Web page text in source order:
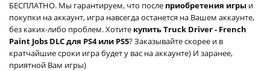
БЕСПЛАТНО. Мы гарантируем, что после приобретения игры и
покупки на аккаунт, игра навсегда останется на Вашем аккаунте,
без каких-либо проблем. Хотите купить Truck Driver - French
Paint Jobs DLC для PS4 или PS5? Заказывайте скорее и в
кратчайшие сроки игра будет у вас на аккаунте) И заранее,
приятной Вам игры)